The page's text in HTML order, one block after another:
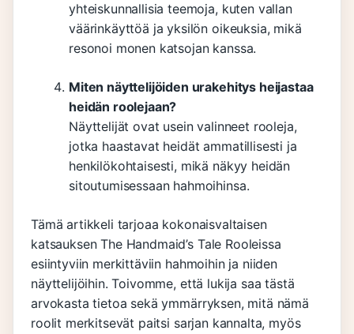
yhteiskunnallisia teemoja, kuten vallan
väärinkäyttöä ja yksilön oikeuksia, mikä
resonoi monen katsojan kanssa.
Miten näyttelijöiden urakehitys heijastaa
heidän roolejaan?
Näyttelijät ovat usein valinneet rooleja,
jotka haastavat heidät ammatillisesti ja
henkilökohtaisesti, mikä näkyy heidän
sitoutumisessaan hahmoihinsa.
Tämä artikkeli tarjoaa kokonaisvaltaisen
katsauksen The Handmaid’s Tale Rooleissa
esiintyviin merkittäviin hahmoihin ja niiden
näyttelijöihin. Toivomme, että lukija saa tästä
arvokasta tietoa sekä ymmärryksen, mitä nämä
roolit merkitsevät paitsi sarjan kannalta, myös